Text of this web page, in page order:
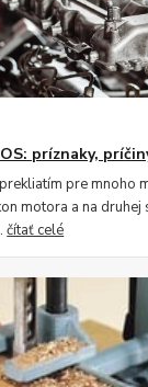
príznaky,
pre mnoho
motora a na druhej
čítať celé